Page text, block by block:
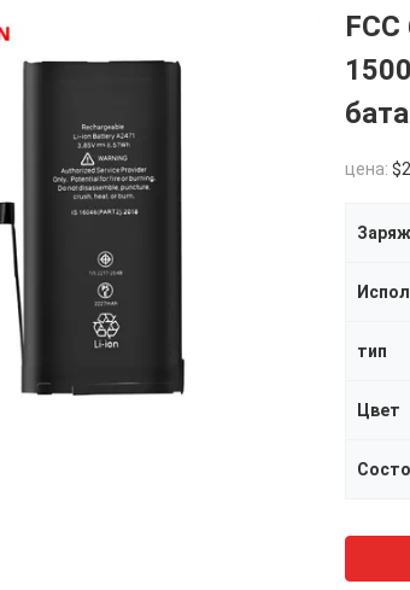
цена:
тип
Цвет